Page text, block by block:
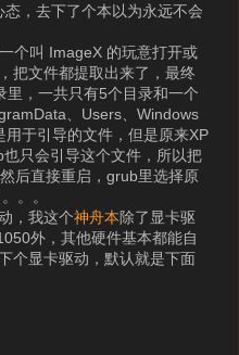
，去下了个本以为永远不会
个叫 ImageX 的玩意打开或
把文件都提取出来了，最终
，一共只有5个目录和一个
、Users、Windows
于引导的文件，但是原来XP
只会引导这个文件，所以把
后直接重启，grub里选择原
。。
，我这个神舟本除了显卡驱
外，其他硬件基本都能自
个显卡驱动，默认就是下面